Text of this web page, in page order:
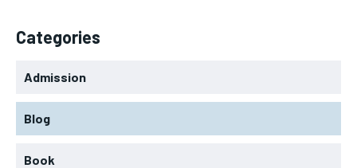
Categories
Admission
Blog
Book